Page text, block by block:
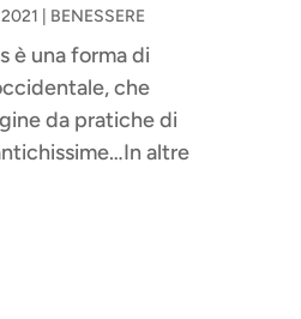
BENESSERE
è una forma di
che
da pratiche di
altre